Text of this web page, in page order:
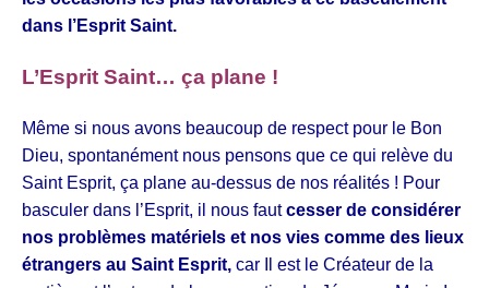
dans l’Esprit Saint.
L’Esprit Saint… ça plane !
Même si nous avons beaucoup de respect pour le Bon
Dieu, spontanément nous pensons que ce qui relève du
Saint Esprit, ça plane au-dessus de nos réalités ! Pour
basculer dans l’Esprit, il nous fautcesser de considérer
nos problèmes matériels et nos vies comme des lieux
étrangers au Saint Esprit, car Il est le Créateur de la